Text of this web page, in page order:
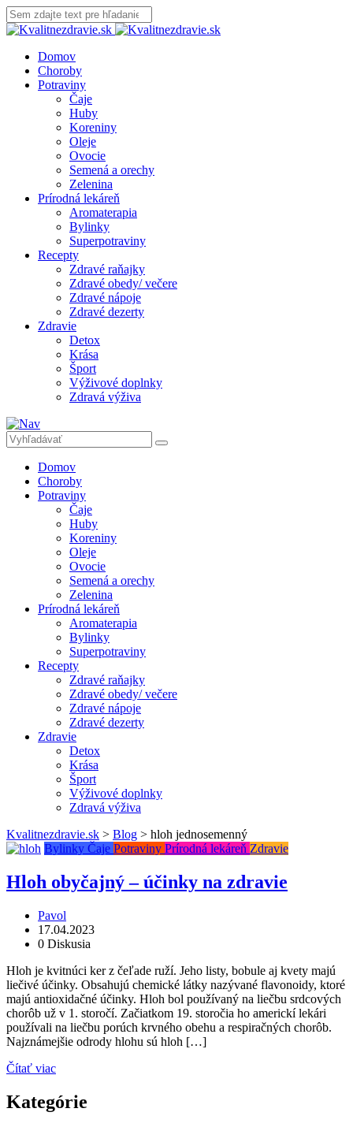
Domov
Choroby
Potraviny
Čaje
Huby
Koreniny
Oleje
Ovocie
Semená a orechy
Zelenina
Prírodná lekáreň
Aromaterapia
Bylinky
Superpotraviny
Recepty
Zdravé raňajky
Zdravé obedy/ večere
Zdravé nápoje
Zdravé dezerty
Zdravie
Detox
Krása
Šport
Výživové doplnky
Zdravá výživa
Domov
Choroby
Potraviny
Čaje
Huby
Koreniny
Oleje
Ovocie
Semená a orechy
Zelenina
Prírodná lekáreň
Aromaterapia
Bylinky
Superpotraviny
Recepty
Zdravé raňajky
Zdravé obedy/ večere
Zdravé nápoje
Zdravé dezerty
Zdravie
Detox
Krása
Šport
Výživové doplnky
Zdravá výživa
Kvalitnezdravie.sk > Blog > hloh jednosemenný
Bylinky Čaje Potraviny Prírodná lekáreň Zdravie
Hloh obyčajný – účinky na zdravie
Pavol
17.04.2023
0 Diskusia
Hloh je kvitnúci ker z čeľade ruží. Jeho listy, bobule aj kvety majú
liečivé účinky. Obsahujú chemické látky nazývané flavonoidy, ktoré
majú antioxidačné účinky. Hloh bol používaný na liečbu srdcových
chorôb už v 1. storočí. Začiatkom 19. storočia ho americkí lekári
používali na liečbu porúch krvného obehu a respiračných chorôb.
Najznámejšie odrody hlohu sú hloh […]
Čítať viac
Kategórie